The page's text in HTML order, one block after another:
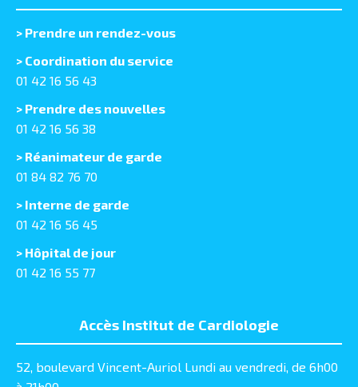
> Prendre un rendez-vous
> Coordination du service
01 42 16 56 43
> Prendre des nouvelles
01 42 16 56 38
> Réanimateur de garde
01 84 82 76 70
> Interne de garde
01 42 16 56 45
> Hôpital de jour
01 42 16 55 77
Accès Institut de Cardiologie
52, boulevard Vincent-Auriol Lundi au vendredi, de 6h00